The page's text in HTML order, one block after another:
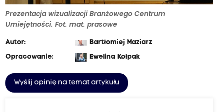
Prezentacja wizualizacji Branżowego Centrum
Umiejętności. Fot. mat. prasowe
Autor:
Bartłomiej Maziarz
Opracowanie:
Ewelina Kołpak
Wyślij opinię na temat artykułu